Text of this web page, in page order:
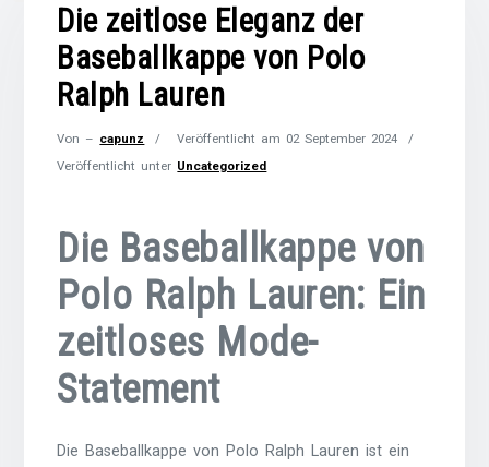
Die zeitlose Eleganz der
Baseballkappe von Polo
Ralph Lauren
Von – capunz Veröffentlicht am 02 September 2024
Veröffentlicht unter Uncategorized
Die Baseballkappe von
Polo Ralph Lauren: Ein
zeitloses Mode-
Statement
Die Baseballkappe von Polo Ralph Lauren ist ein